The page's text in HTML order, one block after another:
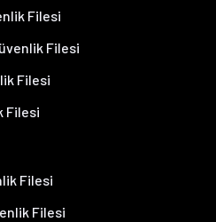
Filesi
Filesi
Filesi
Filesi
Filesi
Filesi